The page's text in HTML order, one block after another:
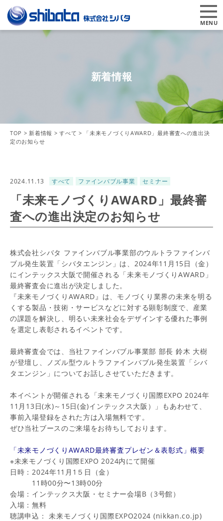
MENU
新着情報
TOP >新着情報 >すべて >
「未来モノづくりAWARD」最終審査への進出決
定のお知らせ
2024.11.13 すべて ファインバブル事業 セミナー
「未来モノづくりAWARD」最終審
査への進出決定のお知らせ
株式会社シバタ ファインバブル事業部のウルトラファインバ
ブル発生装置「シバタエンジン」は、2024年11月15日（金）
にインテックス大阪で開催される「未来モノづくりAWARD」
最終審査会に進出が決定しました。
『未来モノづくりAWARD』は、モノづくり業界の未来を明る
くする製品・技術・サービスなどに​対する顕彰制度で、産業
の課題を解決し、明るい未来社会をデザインする優れた事例
を選定し表彰されるイベントです。
最終審査会では、当社ファインバブル事業部 部長 鈴木 大樹
が登壇し、ノズル型ウルトラファインバブル発生装置「シバ
タエンジン」についてお話しさせていただきます。
本イベントが開催される「未来モノづくり国際EXPO 2024年
11月13日(水)～15日(金)インテックス大阪）」もあわせて、
事前入場登録をされた方は入場無料です。
ぜひ当社ブースのご来場をお待ちしております。
「未来モノづくりAWARD最終審査プレゼン＆表彰式」概要
※未来モノづくり国際EXPO 2024内にて開催
日時：2024年11月1５日（金）
11時00分〜13時00分
会場：インテックス大阪・セミナー会場B（3号館）
入場：無料
聴講申込：未来モノづくり国際EXPO2024 (nikkan.co.jp)